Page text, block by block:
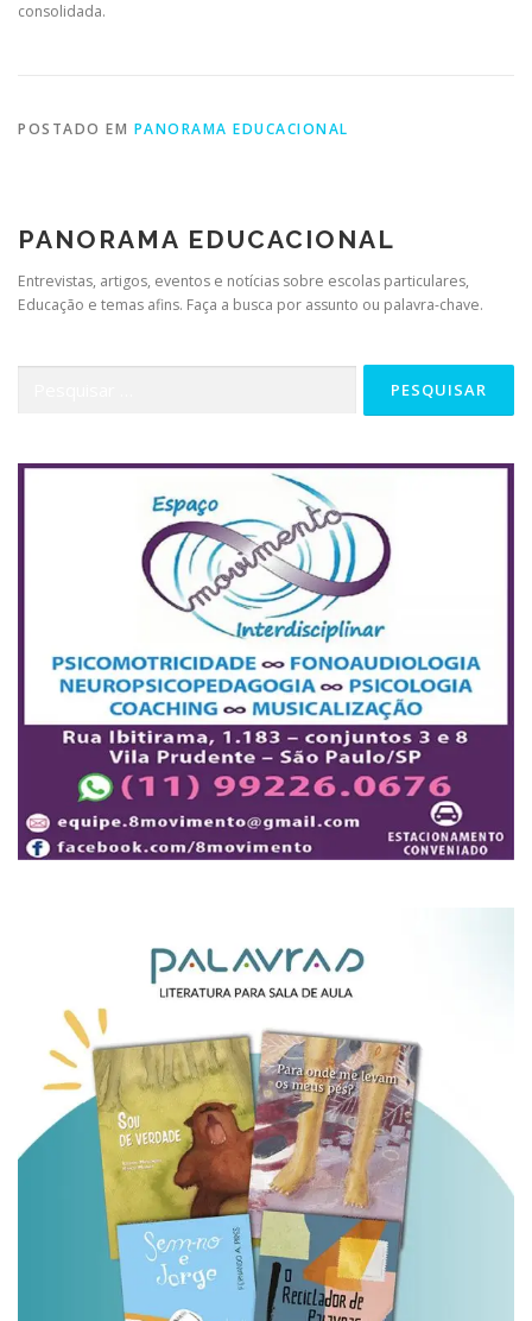
consolidada.
POSTADO EM PANORAMA EDUCACIONAL
PANORAMA EDUCACIONAL
Entrevistas, artigos, eventos e notícias sobre escolas particulares,
Educação e temas afins. Faça a busca por assunto ou palavra-chave.